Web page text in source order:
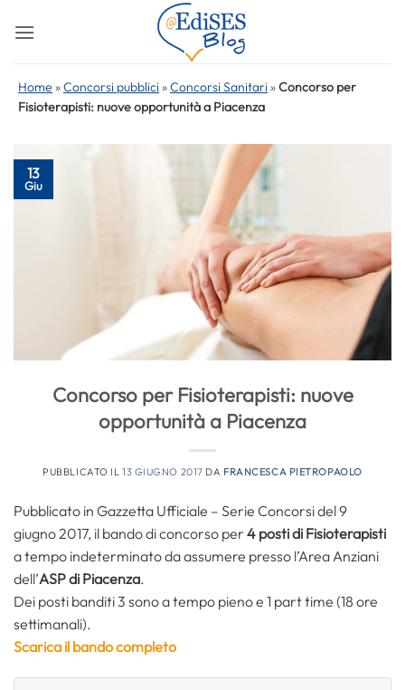
Home »Concorsi pubblici »Concorsi Sanitari »Concorso per
Fisioterapisti: nuove opportunità a Piacenza
13
Giu
Concorso per Fisioterapisti: nuove
opportunità a Piacenza
PUBBLICATO IL 13 GIUGNO 2017 DA FRANCESCA PIETROPAOLO
Pubblicato in Gazzetta Ufficiale – Serie Concorsi del 9
giugno 2017, il bando di concorso per 4 posti di Fisioterapisti
a tempo indeterminato da assumere presso l’Area Anziani
dell’ASP di Piacenza.
Dei posti banditi 3 sono a tempo pieno e 1 part time (18 ore
settimanali).
Scarica il bando completo